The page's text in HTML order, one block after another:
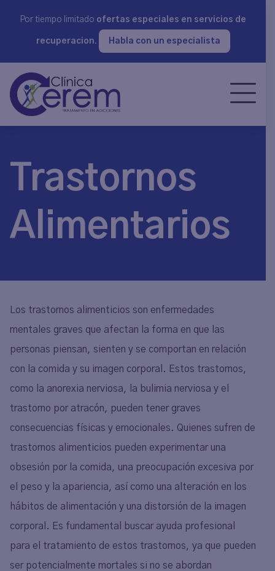
Por tiempo limitado ofertas especiales en servicios de
recuperacion. Habla con un especialista
Trastornos
Alimentarios
Los trastornos alimenticios son enfermedades
mentales graves que afectan la forma en que las
personas piensan, sienten y se comportan en relación
con la comida y su imagen corporal. Estos trastornos,
como la anorexia nerviosa, la bulimia nerviosa y el
trastorno por atracón, pueden tener graves
consecuencias físicas y emocionales. Quienes sufren de
trastornos alimenticios pueden experimentar una
obsesión por la comida, una preocupación excesiva por
el peso y la apariencia, así como una alteración en los
hábitos de alimentación y una distorsión de la imagen
corporal. Es fundamental buscar ayuda profesional
para el tratamiento de estos trastornos, ya que pueden
ser potencialmente mortales si no se abordan